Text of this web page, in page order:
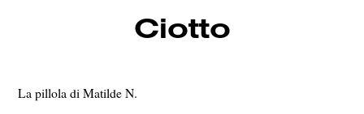
Ciotto
La pillola di Matilde N.